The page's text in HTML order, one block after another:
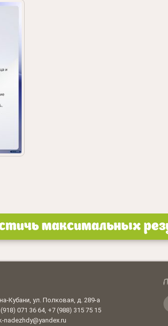
максимальных
Кубани, ул. Полковая, д. 289-а
071 36 64, +7 (988) 315 75 15
nadezhdy@yandex.ru